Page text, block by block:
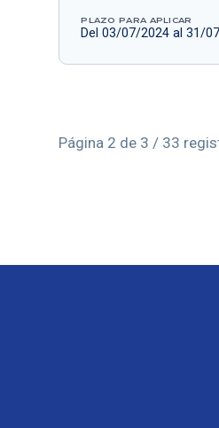
PLAZO PARA APLICAR
Del 03/07/2024 al 31/
Página 2 de 3 / 33